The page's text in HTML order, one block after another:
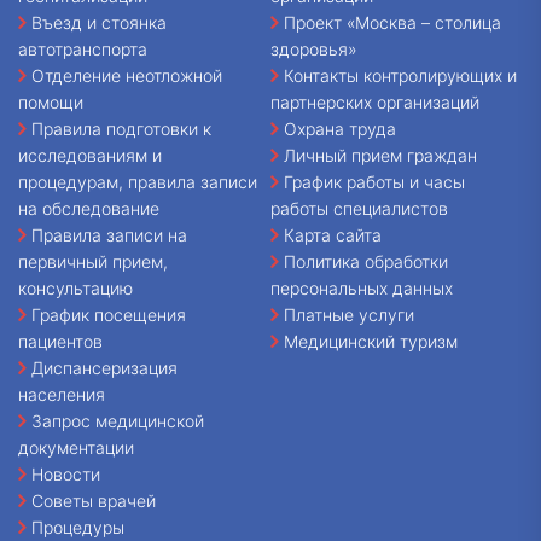
Въезд и стоянка
автотранспорта
Отделение неотложной
помощи
Правила подготовки к
исследованиям и
процедурам, правила записи
на обследование
Правила записи на
первичный прием,
консультацию
График посещения
пациентов
Диспансеризация
населения
Запрос медицинской
документации
Новости
Советы врачей
Процедуры
Проект «Москва – столица
здоровья»
Контакты контролирующих и
партнерских организаций
Охрана труда
Личный прием граждан
График работы и часы
работы специалистов
Карта сайта
Политика обработки
персональных данных
Платные услуги
Медицинский туризм